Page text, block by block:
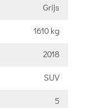
Grijs
1610 kg
2018
SUV
5